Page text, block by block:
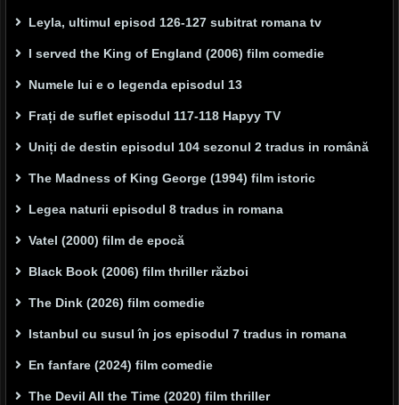
Leyla, ultimul episod 126-127 subitrat romana tv
I served the King of England (2006) film comedie
Numele lui e o legenda episodul 13
Frați de suflet episodul 117-118 Hapyy TV
Uniți de destin episodul 104 sezonul 2 tradus in română
The Madness of King George (1994) film istoric
Legea naturii episodul 8 tradus in romana
Vatel (2000) film de epocă
Black Book (2006) film thriller război
The Dink (2026) film comedie
Istanbul cu susul în jos episodul 7 tradus in romana
En fanfare (2024) film comedie
The Devil All the Time (2020) film thriller